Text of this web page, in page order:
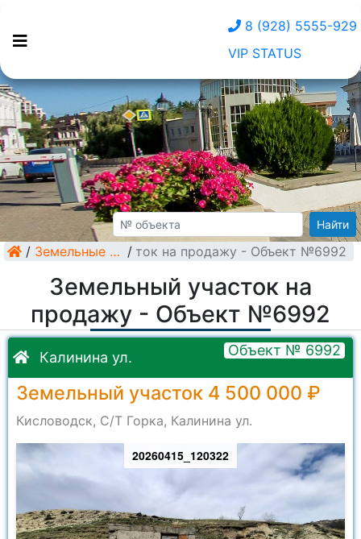
8 (928) 5555-929
VIP STATUS
Найти
/ Земельные участки /
Земельный участок на продажу - Объект №6992
Земельный участок на
продажу - Объект №6992
Калинина ул. Объект № 6992
Земельный участок 4 500 000 ₽
Кисловодск, С/Т Горка, Калинина ул.
20260415_120322